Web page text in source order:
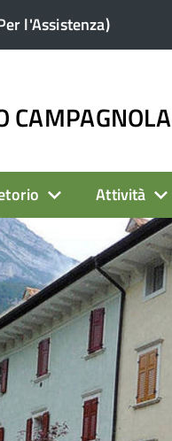
l'Assistenza)
CAMPAGNOLA
Attività